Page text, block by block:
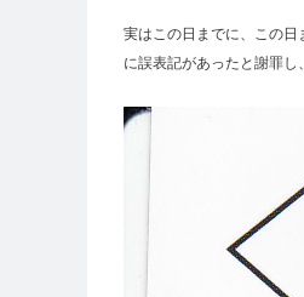
実はこの日までに、この
に誤表記があったと謝罪し